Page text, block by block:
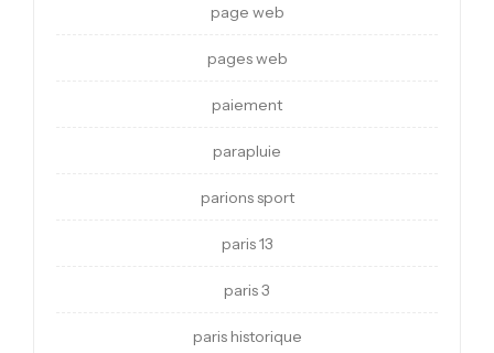
page web
pages web
paiement
parapluie
parions sport
paris 13
paris 3
paris historique